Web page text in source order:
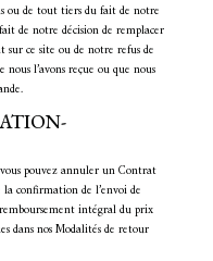
ou de tout tiers du fait de notre
de notre décision de remplacer
ce site ou de notre refus de
nous l’avons reçue ou que nous
pouvez annuler un Contrat
confirmation de l’envoi de
intégral du prix
dans nos Modalités de retour